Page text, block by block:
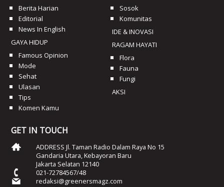
Berita Harian
Editorial
News In English
GAYA HIDUP
Famous Opinion
Mode
Sehat
Ulasan
Tips
Komen Kamu
Sosok
Komunitas
IDE & INOVASI
RAGAM HAYATI
Flora
Fauna
Fungi
AKSI
GET IN TOUCH
ADDRESS Jl. Taman Radio Dalam Raya No 15
Gandaria Utara, Kebayoran Baru
Jakarta Selatan 12140
021-72784567/48
redaksi@greenersmagz.com